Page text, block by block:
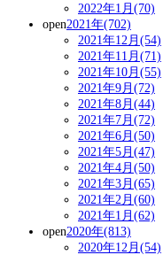
2022年1月(70)
open2021年(702)
2021年12月(54)
2021年11月(71)
2021年10月(55)
2021年9月(72)
2021年8月(44)
2021年7月(72)
2021年6月(50)
2021年5月(47)
2021年4月(50)
2021年3月(65)
2021年2月(60)
2021年1月(62)
open2020年(813)
2020年12月(54)